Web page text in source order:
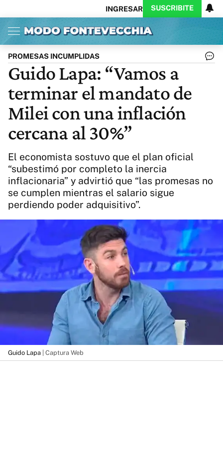
INGRESAR SUSCRIBITE
Inicio Ahora
Opinión
Política
Ciencia
Protagonistas
Cultura
Arte
Educación
Internacional
Clima
Deportes
CARAS
Exitoina
Turismo
Videos
Córdoba
Reperfilar
Business
Noticias
Diario del Juicio
Actualidad
PROMESAS INCUMPLIDAS
Guido Lapa: “Vamos a
terminar el mandato de
Milei con una inflación
cercana al 30%”
El economista sostuvo que el plan oficial
“subestimó por completo la inercia
inflacionaria” y advirtió que “las promesas no
se cumplen mientras el salario sigue
perdiendo poder adquisitivo”.
Guido Lapa | Captura Web